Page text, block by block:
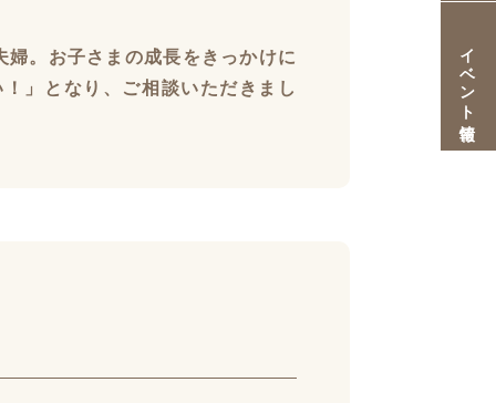
イベント情報
。お子さまの成長をきっかけに
」となり、ご相談いただきまし